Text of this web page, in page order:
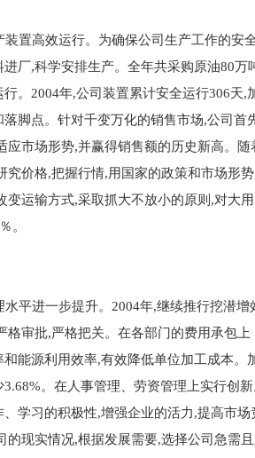
置高效运行。为确保公司生产工作的安
进厂,科学安排生产。全年共采购原油80
行。2004年,公司装置累计安全运行306天
落脚点。针对千变万化的销售市场,公司
应市场形势,并赢得销售额的历史新高。
究价格,把握行情,用国家的政策和市场形
变运输方式,采取抓大不放小的原则,对大
。
平进一步提升。2004年,继续推行挖潜
格审批,严格把关。在各部门的费用承包
和能源利用效率,有效降低单位加工成本
3.68%。在人事管理、劳资管理上实行创
、学习的积极性,增强企业的活力,提高市
的现实情况,根据发展需要,选择公司急需